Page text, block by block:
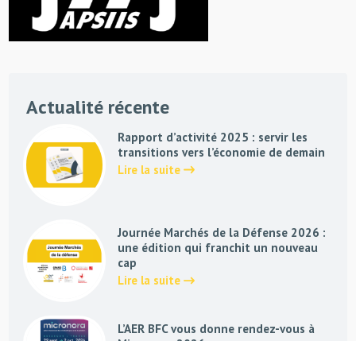
Actualité récente
Rapport d’activité 2025 : servir les
transitions vers l’économie de demain
Lire la suite
Journée Marchés de la Défense 2026 :
une édition qui franchit un nouveau
cap
Lire la suite
L’AER BFC vous donne rendez-vous à